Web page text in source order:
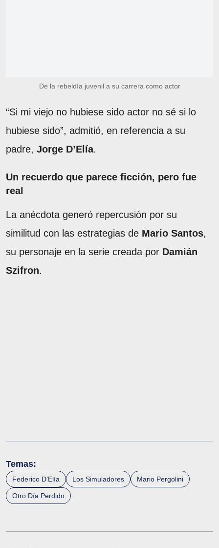
De la rebeldía juvenil a su carrera como actor
“Si mi viejo no hubiese sido actor no sé si lo
hubiese sido”, admitió, en referencia a su
padre, Jorge D’Elía.
Un recuerdo que parece ficción, pero fue
real
La anécdota generó repercusión por su
similitud con las estrategias de Mario Santos,
su personaje en la serie creada por Damián
Szifron.
Temas:
Federico D’Elía Los Simuladores Mario Pergolini
Otro Día Perdido